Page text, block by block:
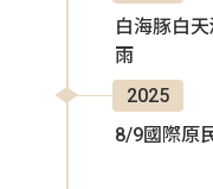
白海豚白
雨
2025
8/9國際原